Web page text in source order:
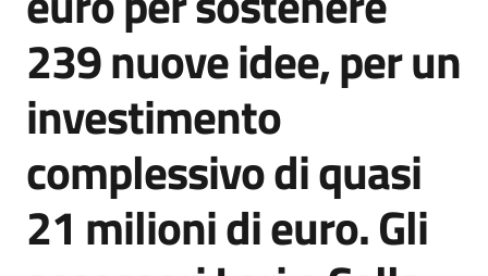
239 nuove idee, per un
investimento
complessivo di quasi
21 milioni di euro. Gli